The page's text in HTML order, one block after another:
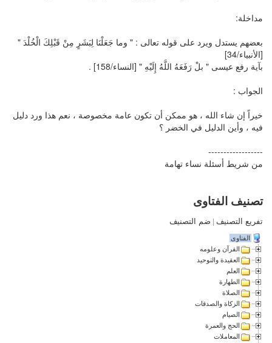
مداخلة:
بعضهم يستدل ويرد على قوله تعالى : " وما جَعَلْنَا لِبَشَرٍ مِنْ قَبْلِكَ الْخُلْدَ "
[الأنبياء/34]
بآية رفع عيسى " بلْ رَفَعَهُ اللَّهُ إِلَيْهِ " [النساء/158] .
الجواب :
خيراً إن شاء الله ، هو ممكن أن تكون عامة مخصوصة ، نعم هذا ورد دليل
فيه ، وأين الدليل في الخضر ؟
------------------
من شريط أسئلة نساء تهامة
تصنيف الفتاوى
تفريع التصنيف | ضم التصنيف
الفتاوى
القرآن وعلومه
العقيدة والتوحيد
العلم
الطهارة
الصلاة
الزكاة والصدقات
الصيام
الحج والعمرة
المعاملات